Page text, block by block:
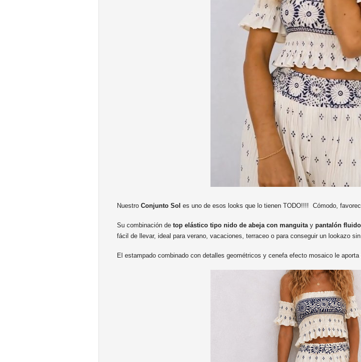
Nuestro Conjunto Sol es uno de esos looks que lo tienen TODO!!!! Cómodo,
Su combinación de top elástico tipo nido de abeja con manguitay pantalón
fácil de llevar, ideal para verano, vacaciones, terraceo o para conseguir un lookazo
El estampado combinado con detalles geométricos y cenefa efecto mosaico le